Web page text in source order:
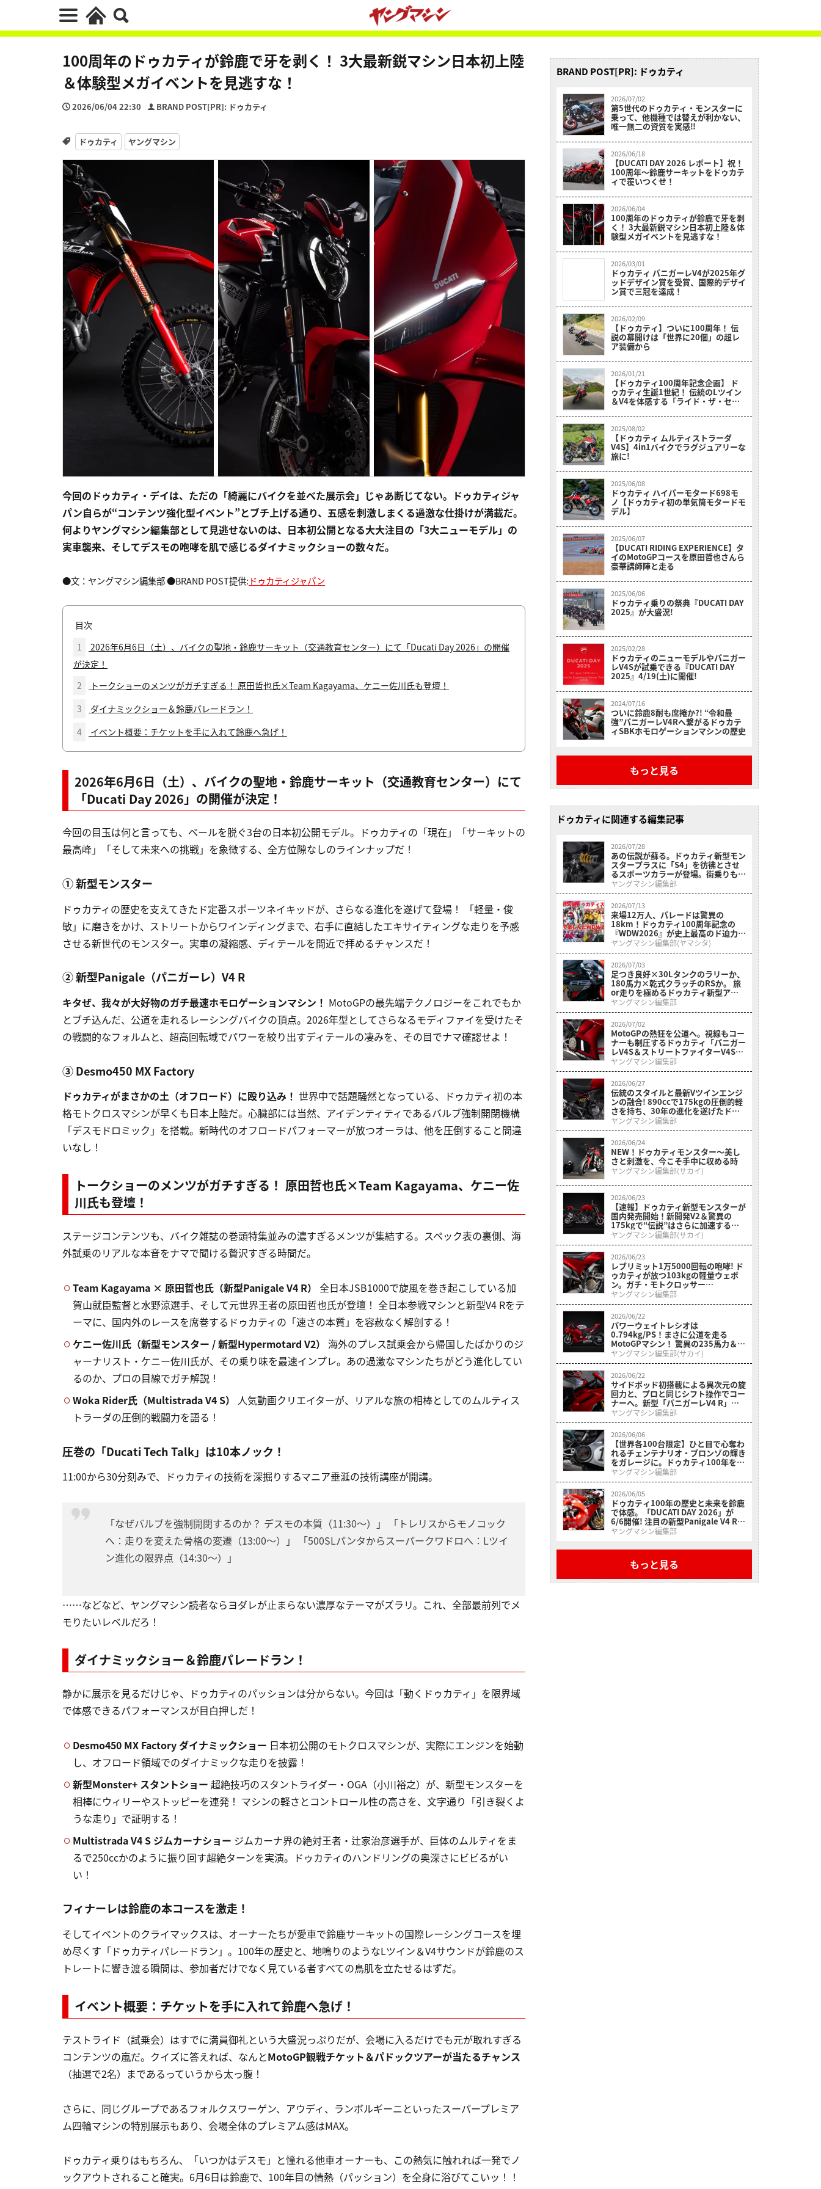
100周年のドゥカティが鈴鹿で牙を剥く！ 3大最新鋭マシン日本初上陸
＆体験型メガイベントを見逃すな！
2026/06/04 22:30 BRAND POST[PR]: ドゥカティ
ドゥカティ ヤングマシン
今回のドゥカティ・デイは、ただの「綺麗にバイクを並べた展示会」じゃあ断じてない。ドゥカティジャ
パン自らが“コンテンツ強化型イベント”とブチ上げる通り、五感を刺激しまくる過激な仕掛けが満載だ。
何よりヤングマシン編集部として見逃せないのは、日本初公開となる大大注目の「3大ニューモデル」の
実車襲来、そしてデスモの咆哮を肌で感じるダイナミックショーの数々だ。
●文：ヤングマシン編集部 ●BRAND POST提供: ドゥカティジャパン
目次
1
2026年6月6日（土）、バイクの聖地・鈴鹿サーキット（交通教育センター）にて「Ducati Day 2026」の開催
が決定！
2
トークショーのメンツがガチすぎる！ 原田哲也氏×Team Kagayama、ケニー佐川氏も登壇！
3
ダイナミックショー＆鈴鹿パレードラン！
4
イベント概要：チケットを手に入れて鈴鹿へ急げ！
2026年6月6日（土）、バイクの聖地・鈴鹿サーキット（交通教育センター）にて
「Ducati Day 2026」の開催が決定！
今回の目玉は何と言っても、ベールを脱ぐ3台の日本初公開モデル。ドゥカティの「現在」「サーキットの
最高峰」「そして未来への挑戦」を象徴する、全方位隙なしのラインナップだ！
① 新型モンスター
ドゥカティの歴史を支えてきたド定番スポーツネイキッドが、さらなる進化を遂げて登場！ 「軽量・俊
敏」に磨きをかけ、ストリートからワインディングまで、右手に直結したエキサイティングな走りを予感
させる新世代のモンスター。実車の凝縮感、ディテールを間近で拝めるチャンスだ！
② 新型Panigale（パニガーレ）V4 R
キタぜ、我々が大好物のガチ最速ホモロゲーションマシン！ MotoGPの最先端テクノロジーをこれでもか
とブチ込んだ、公道を走れるレーシングバイクの頂点。2026年型としてさらなるモディファイを受けたそ
の戦闘的なフォルムと、超高回転域でパワーを絞り出すディテールの凄みを、その目でナマ確認せよ！
③ Desmo450 MX Factory
ドゥカティがまさかの土（オフロード）に殴り込み！ 世界中で話題騒然となっている、ドゥカティ初の本
格モトクロスマシンが早くも日本上陸だ。心臓部には当然、アイデンティティであるバルブ強制開閉機構
「デスモドロミック」を搭載。新時代のオフロードパフォーマーが放つオーラは、他を圧倒すること間違
いなし！
トークショーのメンツがガチすぎる！ 原田哲也氏×Team Kagayama、ケニー佐
川氏も登壇！
ステージコンテンツも、バイク雑誌の巻頭特集並みの濃すぎるメンツが集結する。スペック表の裏側、海
外試乗のリアルな本音をナマで聞ける贅沢すぎる時間だ。
Team Kagayama × 原田哲也氏（新型Panigale V4 R） 全日本JSB1000で旋風を巻き起こしている加
賀山就臣監督と水野涼選手、そして元世界王者の原田哲也氏が登壇！ 全日本参戦マシンと新型V4 Rをテ
ーマに、国内外のレースを席巻するドゥカティの「速さの本質」を容赦なく解剖する！
ケニー佐川氏（新型モンスター / 新型Hypermotard V2） 海外のプレス試乗会から帰国したばかりのジ
ャーナリスト・ケニー佐川氏が、その乗り味を最速インプレ。あの過激なマシンたちがどう進化してい
るのか、プロの目線でガチ解説！
Woka Rider氏（Multistrada V4 S）
人気動画クリエイターが、リアルな旅の相棒としてのムルティス
トラーダの圧倒的戦闘力を語る！
圧巻の「Ducati Tech Talk」は10本ノック！
11:00から30分刻みで、ドゥカティの技術を深掘りするマニア垂涎の技術講座が開講。
「なぜバルブを強制開閉するのか？ デスモの本質（11:30〜）」 「トレリスからモノコック
へ：走りを変えた骨格の変遷（13:00〜）」 「500SLパンタからスーパークワドロへ：Lツイ
ン進化の限界点（14:30〜）」
……などなど、ヤングマシン読者ならヨダレが止まらない濃厚なテーマがズラリ。これ、全部最前列でメ
モりたいレベルだろ！
ダイナミックショー＆鈴鹿パレードラン！
静かに展示を見るだけじゃ、ドゥカティのパッションは分からない。今回は「動くドゥカティ」を限界域
で体感できるパフォーマンスが目白押しだ！
Desmo450 MX Factory ダイナミックショー 日本初公開のモトクロスマシンが、実際にエンジンを始動
し、オフロード領域でのダイナミックな走りを披露！
新型Monster+ スタントショー 超絶技巧のスタントライダー・OGA（小川裕之）が、新型モンスターを
相棒にウィリーやストッピーを連発！ マシンの軽さとコントロール性の高さを、文字通り「引き裂くよ
うな走り」で証明する！
Multistrada V4 S ジムカーナショー ジムカーナ界の絶対王者・辻家治彦選手が、巨体のムルティをま
るで250ccかのように振り回す超絶ターンを実演。ドゥカティのハンドリングの奥深さにビビるがい
い！
フィナーレは鈴鹿の本コースを激走！
そしてイベントのクライマックスは、オーナーたちが愛車で鈴鹿サーキットの国際レーシングコースを埋
め尽くす「ドゥカティパレードラン」。100年の歴史と、地鳴りのようなLツイン＆V4サウンドが鈴鹿のス
トレートに響き渡る瞬間は、参加者だけでなく見ている者すべての鳥肌を立たせるはずだ。
イベント概要：チケットを手に入れて鈴鹿へ急げ！
テストライド（試乗会）はすでに満員御礼という大盛況っぷりだが、会場に入るだけでも元が取れすぎる
コンテンツの嵐だ。クイズに答えれば、なんとMotoGP観戦チケット＆パドックツアーが当たるチャンス
（抽選で2名）まであるっていうから太っ腹！
さらに、同じグループであるフォルクスワーゲン、アウディ、ランボルギーニといったスーパープレミア
ム四輪マシンの特別展示もあり、会場全体のプレミアム感はMAX。
ドゥカティ乗りはもちろん、「いつかはデスモ」と憧れる他車オーナーも、この熱気に触れれば一発でノ
ックアウトされること確実。6月6日は鈴鹿で、100年目の情熱（パッション）を全身に浴びてこいッ！！
BRAND POST[PR]: ドゥカティ
2026/07/02
第5世代のドゥカティ・モンスターに
乗って、他機種では替えが利かない、
唯一無二の資質を実感‼
2026/06/18
【DUCATI DAY 2026 レポート】祝！
100周年〜鈴鹿サーキットをドゥカテ
ィで覆いつくせ！
2026/06/04
100周年のドゥカティが鈴鹿で牙を剥
く！ 3大最新鋭マシン日本初上陸＆体
験型メガイベントを見逃すな！
2026/03/01
ドゥカティ パニガーレV4が2025年グ
ッドデザイン賞を受賞、国際的デザイ
ン賞で三冠を達成！
2026/02/09
【ドゥカティ】ついに100周年！ 伝
説の幕開けは「世界に20個」の超レ
ア装備から
2026/01/21
【ドゥカティ100周年記念企画】 ド
ゥカティ生誕1世紀！ 伝統のLツイン
＆V4を体感する「ライド・ザ・セン
2025/08/02
【ドゥカティ ムルティストラーダ
V4S】4in1バイクでラグジュアリーな
旅に!
2025/06/08
ドゥカティ ハイパーモタード698モ
ノ【ドゥカティ初の単気筒モタードモ
デル】
2025/06/07
【DUCATI RIDING EXPERIENCE】タ
イのMotoGPコースを原田哲也さんら
豪華講師陣と走る
2025/06/06
ドゥカティ乗りの祭典『DUCATI DAY
2025』が大盛況!
2025/02/28
ドゥカティのニューモデルやパニガー
レV4Sが試乗できる『DUCATI DAY
2025』4/19(土)に開催!
2024/07/16
ついに鈴鹿8耐も席捲か?! “令和最
強”パニガーレV4Rへ繋がるドゥカテ
ィSBKホモロゲーションマシンの歴史
もっと見る
ドゥカティに関連する編集記事
2026/07/28
あの伝説が蘇る。ドゥカティ新型モン
スタープラスに「S4」を彷彿とさせ
るスポーツカラーが登場。街乗りも峠
も思いのままに操れる175kgの超軽
量ボディ!
ヤングマシン編集部
2026/07/13
来場12万人、パレードは驚異の
18km！ドゥカティ100周年記念の
『WDW2026』が史上最高のド迫力
【マルケス、バニャイア、ストーナー
も】
ヤングマシン編集部(ヤマシタ)
2026/07/03
足つき良好×30Lタンクのラリーか、
180馬力×乾式クラッチのRSか。 旅
or走りを極めるドゥカティ新型アド
ベンチャー「ムルティストラーダ
V4」シリーズ2026年モデルがいよい
よ日本上陸
ヤングマシン編集部
2026/07/02
MotoGPの熱狂を公道へ。視線もコー
ナーも制圧するドゥカティ「パニガー
レV4S＆ストリートファイターV4S」
コルセ仕様が登場
ヤングマシン編集部
2026/06/27
伝統のスタイルと最新Vツインエンジ
ンの融合! 890ccで175kgの圧倒的軽
さを持ち、30年の進化を遂げたドゥ
カティの第5世代「モンスター・プラ
ス」がいよいよ日本上陸
ヤングマシン編集部
2026/06/24
NEW！ドゥカティモンスター〜美し
さと刺激を、今こそ手中に収める時
ヤングマシン編集部(サカイ)
2026/06/23
【速報】ドゥカティ新型モンスターが
国内発売開始！新開発V2＆驚異の
175kgで“伝説”はさらに加速する
ッ！
ヤングマシン編集部(サカイ)
2026/06/23
レブリミット1万5000回転の咆哮! ド
ゥカティが放つ103kgの軽量ウェポ
ン。ガチ・モトクロッサー
「Desmo250 MX」が登場
ヤングマシン編集部
2026/06/22
パワーウェイトレシオは
0.794kg/PS！まさに公道を走る
MotoGPマシン！ 驚異の235馬力＆
16,500rpm、新型「パニガーレV4
R」が国内上陸!!
ヤングマシン編集部(サカイ)
2026/06/22
サイドポッド初搭載による異次元の旋
回力と、プロと同じシフト操作でコー
ナーへ。新型「パニガーレV4 R」の
555万円に隠された本気の造り込み
【新型発売】
ヤングマシン編集部
2026/06/06
【世界各100台限定】ひと目で心奪わ
れるチェンテナリオ・ブロンゾの輝き
をガレージに。ドゥカティ100年を象
徴する10の宝石「Collezione 100」
コレクションが登場
ヤングマシン編集部
2026/06/05
ドゥカティ100年の歴史と未来を鈴鹿
で体感。「DUCATI DAY 2026」が
6/6開催! 注目の新型Panigale V4 Rな
ど3モデルは日本初公開
ヤングマシン編集部
もっと見る